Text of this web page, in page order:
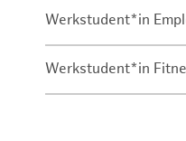
Werkstudent*in
Werkstudent*in